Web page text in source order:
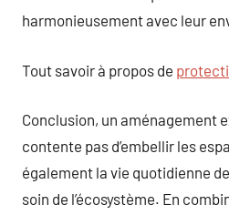
harmonieusement avec leur
Tout savoir à propos de
Conclusion, un aménagement
contente pas d’embellir les
également la vie quotidienne
soin de l’écosystème. En